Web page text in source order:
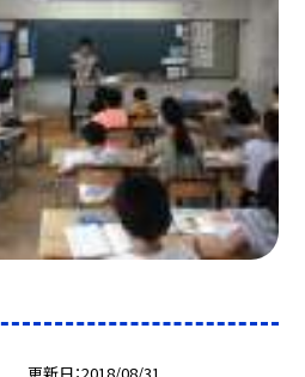
更新日 2018/08/31